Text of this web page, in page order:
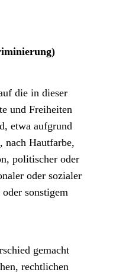
die in dieser
und Freiheiten
etwa aufgrund
nach Hautfarbe,
politischer oder
oder sozialer
sonstigem
gemacht
rechtlichen